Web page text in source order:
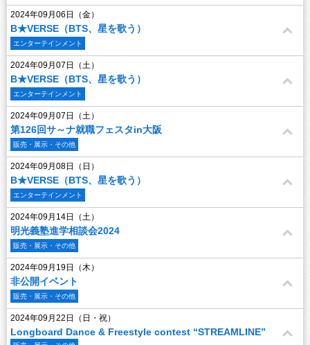
2024年09月06日（金）
B★VERSE（BTS、星を歌う）
エンターテインメント
2024年09月07日（土）
B★VERSE（BTS、星を歌う）
エンターテインメント
2024年09月07日（土）
第126回サ～ナ就職フェスタin大阪
販売・展示・その他
2024年09月08日（日）
B★VERSE（BTS、星を歌う）
エンターテインメント
2024年09月14日（土）
明光義塾進学相談会2024
販売・展示・その他
2024年09月19日（木）
非公開イベント
販売・展示・その他
2024年09月22日（日・祝）
Longboard Dance & Freestyle contest “STREAMLINE”